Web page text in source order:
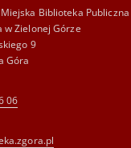
Biblioteka Publiczna
w Zielonej Górze
9
Góra
06